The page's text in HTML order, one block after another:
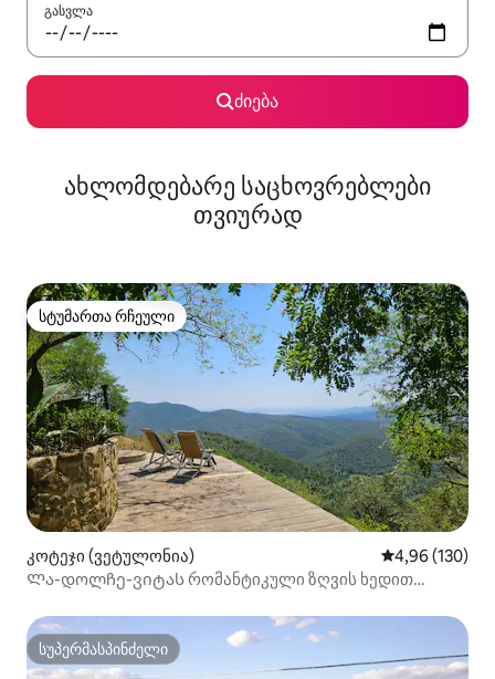
გასვლა
ძიება
ახლომდებარე საცხოვრებლები
თვიურად
სტუმართა რჩეული
სტუმართა რჩეული
კოტეჯი (ვეტულონია) საშუალო
4,96 (130)
Ლა-დოლჩე-ვიტას რომანტიკული ზღვის ხედით
სუპერმასპინძელი
სუპერმასპინძელი